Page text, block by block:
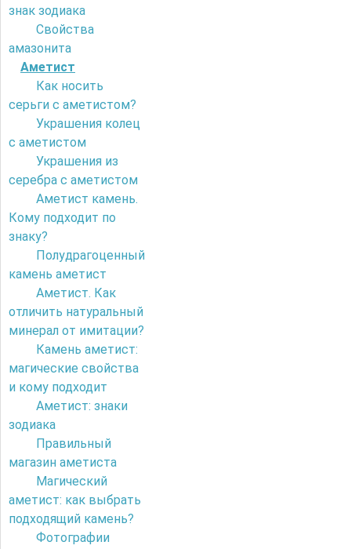
знак зодиака
Свойства
амазонита
Аметист
Как носить
серьги с аметистом?
Украшения колец
с аметистом
Украшения из
серебра с аметистом
Аметист камень.
Кому подходит по
знаку?
Полудрагоценный
камень аметист
Аметист. Как
отличить натуральный
минерал от имитации?
Камень аметист:
магические свойства
и кому подходит
Аметист: знаки
зодиака
Правильный
магазин аметиста
Магический
аметист: как выбрать
подходящий камень?
Фотографии